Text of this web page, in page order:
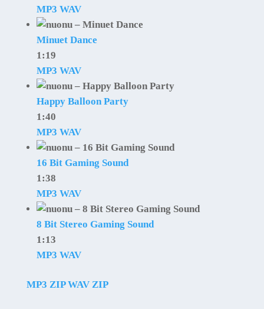
MP3 WAV
Minuet Dance
1:19
MP3 WAV
Happy Balloon Party
1:40
MP3 WAV
16 Bit Gaming Sound
1:38
MP3 WAV
8 Bit Stereo Gaming Sound
1:13
MP3 WAV
MP3 ZIP WAV ZIP